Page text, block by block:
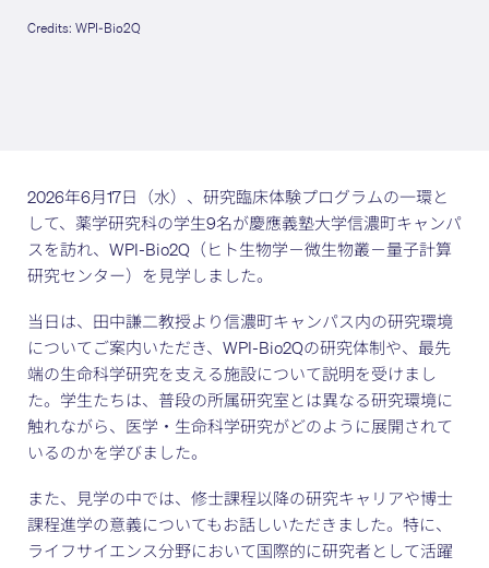
Credits: WPI-Bio2Q
2026年6月17日（水）、研究臨床体験プログラムの一環と
して、薬学研究科の学生9名が慶應義塾大学信濃町キャンパ
スを訪れ、WPI-Bio2Q（ヒト生物学－微生物叢－量子計算
研究センター）を見学しました。
当日は、田中謙二教授より信濃町キャンパス内の研究環境
についてご案内いただき、WPI-Bio2Qの研究体制や、最先
端の生命科学研究を支える施設について説明を受けまし
た。学生たちは、普段の所属研究室とは異なる研究環境に
触れながら、医学・生命科学研究がどのように展開されて
いるのかを学びました。
また、見学の中では、修士課程以降の研究キャリアや博士
課程進学の意義についてもお話しいただきました。特に、
ライフサイエンス分野において国際的に研究者として活躍